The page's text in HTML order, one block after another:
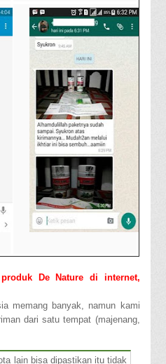
De Nature di internet,
memang banyak, namun kami
dari satu tempat (majenang,
lain bisa dipastikan itu tidak